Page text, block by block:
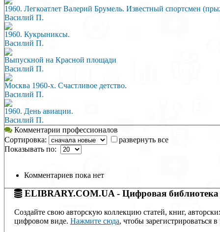
1960. Легкоатлет Валерий Брумель. Известный спортсмен
Василий П.
1960. Кукрыниксы.
Василий П.
Выпускной на Красной площади
Василий П.
Москва 1960-х. Счастливое детство.
Василий П.
1960. День авиации.
Василий П.
Комментарии профессионалов
Сортировка:
развернуть все
Показывать по:
Комментариев пока нет
ELIBRARY.COM.UA - Цифровая библиотека
Создайте свою авторскую коллекцию статей, книг,
цифровом виде. Нажмите сюда, чтобы зарегистрироваться в